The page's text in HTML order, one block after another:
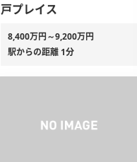
戸プレイス
8,400万円～9,200万円
駅からの距離 1分